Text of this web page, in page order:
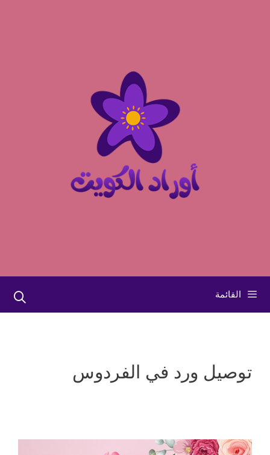
القائمة
توصيل ورد في الفردوس